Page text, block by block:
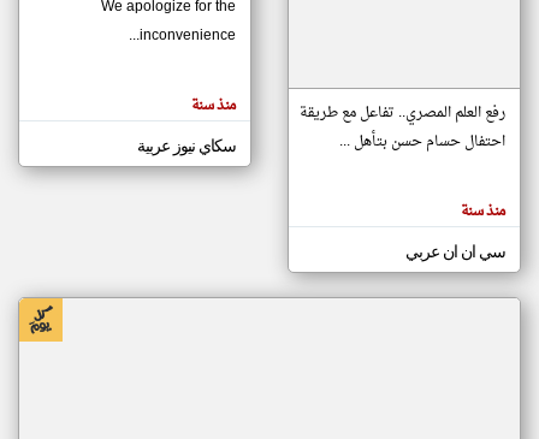
مصادر الأخبار من موريتانيا
اخبار موريتانيا على مدار الساعة
أهم اخبار موريتانيا العاجلة والمباشرة
المقالات
الموجوده
هنا عن
رفع العلم المصري.. تفاعل مع طريقة
احتفال حسام حسن بتأهل ...
منذ سنة
سي ان ان عربي
We apologize for the
inconvenience...
منذ سنة
سكاي نيوز عربية
klyoum.com